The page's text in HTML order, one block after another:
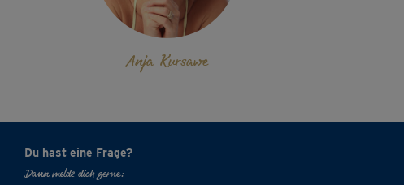
Anja Kursawe
Du hast eine Frage?
Dann melde dich gerne: